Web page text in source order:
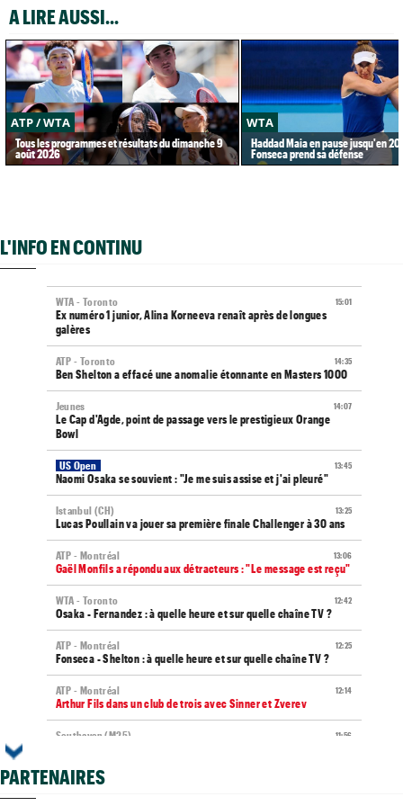
A LIRE AUSSI...
ATP / WTA
Tous les programmes et résultats du dimanche 9
août 2026
WTA
Haddad Maia en pause jusqu'en
Fonseca prend sa défense
L'INFO EN CONTINU
15:01
WTA - Toronto
Ex numéro 1 junior, Alina Korneeva renaît après de longues
galères
14:35
ATP - Toronto
Ben Shelton a effacé une anomalie étonnante en Masters 1000
14:07
Jeunes
Le Cap d'Agde, point de passage vers le prestigieux Orange
Bowl
13:45
US Open
Naomi Osaka se souvient : "Je me suis assise et j'ai pleuré"
13:25
Istanbul (CH)
Lucas Poullain va jouer sa première finale Challenger à 30 ans
13:06
ATP - Montréal
Gaël Monfils a répondu aux détracteurs : "Le message est reçu"
12:42
WTA - Toronto
Osaka - Fernandez : à quelle heure et sur quelle chaîne TV ?
12:25
ATP - Montréal
Fonseca - Shelton : à quelle heure et sur quelle chaîne TV ?
12:14
ATP - Montréal
Arthur Fils dans un club de trois avec Sinner et Zverev
11:56
Southaven (M25)
Jeunes
PARTENAIRES